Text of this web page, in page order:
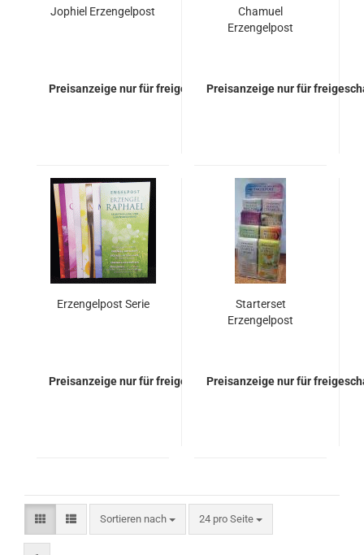
Jophiel Erzengelpost
Preisanzeige nur für freigeschaltete Kunden
Chamuel
Erzengelpost
Preisanzeige nur für
Erzengelpost Serie
Preisanzeige nur für freigeschaltete Kunden
Starterset
Erzengelpost
Preisanzeige nur für
Sortieren nach
Sortieren nach 24 pro Seite
pro Seite